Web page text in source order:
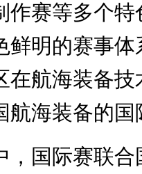
作赛等多个
鲜明的赛事
在航海装备
航海装备的国
国际赛联合